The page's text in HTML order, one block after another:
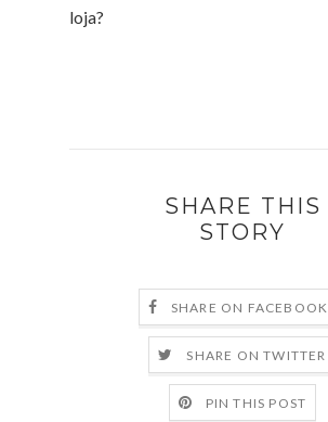
loja?
SHARE THIS
STORY
SHARE ON FACEBOOK
SHARE ON TWITTER
PIN THIS POST